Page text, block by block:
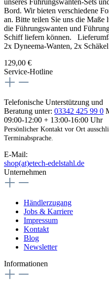
unseres Führungswanten-Sets
Bord. Wir bieten verschiedene
an. Bitte teilen Sie uns die Maße
die Führungswanten und
Schiff liefern können.
2x Dyneema-Wanten, 2x Schäkel
129,00 €
Service-Hotline
Telefonische Unterstützung und
Beratung unter: 03342 425 99 0
09:00-12:00 + 13:00-16:00 Uhr
Persönlicher Kontakt vor Ort
Terminabsprache.
E-Mail:
shop(at)etech-edelstahl.de
Unternehmen
Händlerzugang
Jobs & Karriere
Impressum
Kontakt
Blog
Newsletter
Informationen